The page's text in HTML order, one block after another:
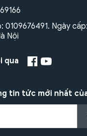
0109676491. Ngày
Nội
qua
tin tức mới nhất